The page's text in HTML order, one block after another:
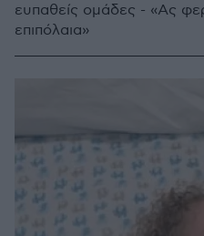
ευπαθείς ομάδες - «Ας
επιπόλαια»